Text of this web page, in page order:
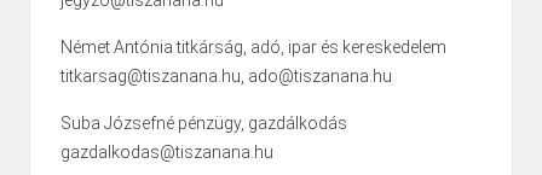
Német Antónia titkárság, adó, ipar és kereskedelem
titkarsag@tiszanana.hu, ado@tiszanana.hu
Suba Józsefné pénzügy, gazdálkodás
gazdalkodas@tiszanana.hu